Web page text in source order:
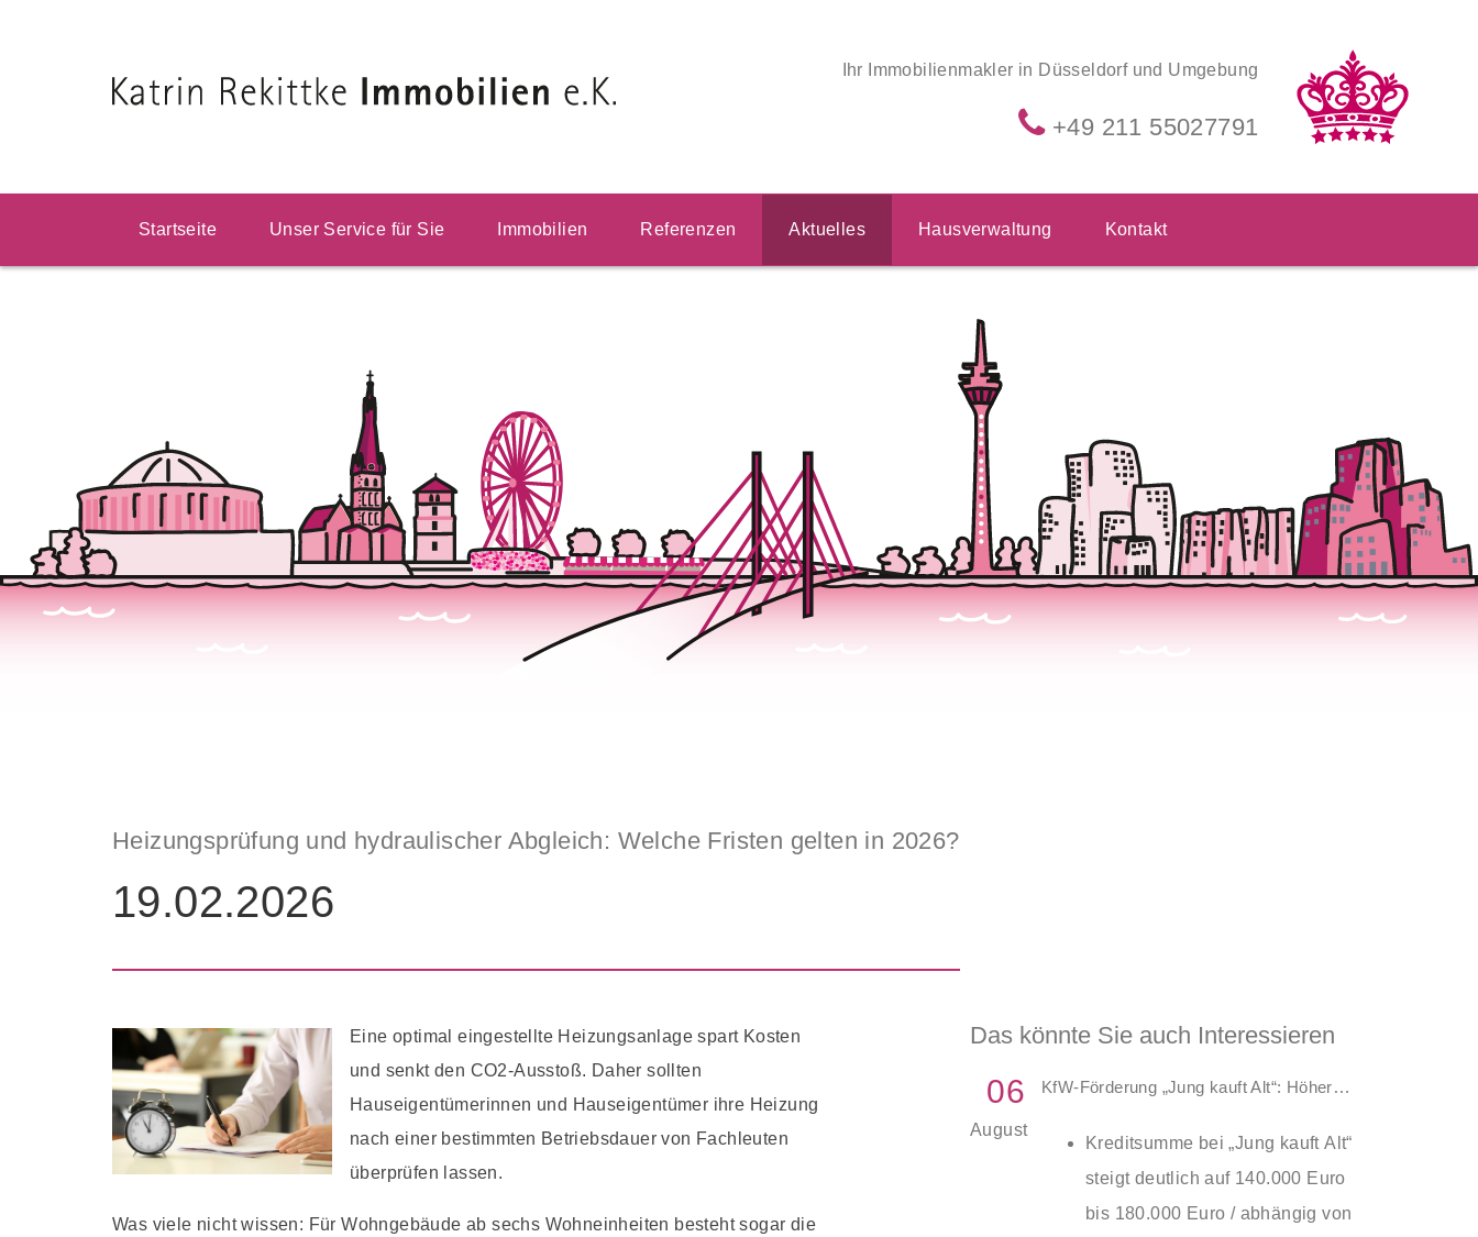
Ihr Immobilienmakler in Düsseldorf und Umgebung
+49 211 55027791
Startseite Unser Service für Sie Immobilien Referenzen Aktuelles Hausverwaltung Kontakt
Heizungsprüfung und hydraulischer Abgleich: Welche Fristen gelten in 2026?
19.02.2026
Eine optimal eingestellte Heizungsanlage spart Kosten
und senkt den CO2-Ausstoß. Daher sollten
Hauseigentümerinnen und Hauseigentümer ihre Heizung
nach einer bestimmten Betriebsdauer von Fachleuten
überprüfen lassen.
Was viele nicht wissen: Für Wohngebäude ab sechs Wohneinheiten besteht sogar die
Das könnte Sie auch Interessieren
06
August
KfW-Förderung „Jung kauft Alt“: Höhere Kredite ab August 2026
Kreditsumme bei „Jung kauft Alt“
steigt deutlich auf 140.000 Euro
bis 180.000 Euro / abhängig von